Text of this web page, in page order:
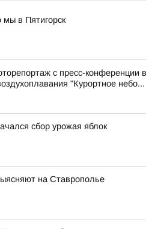
в Пятигорск
с пресс-
"Курортное небо...
сбор урожая яблок
на Ставрополье